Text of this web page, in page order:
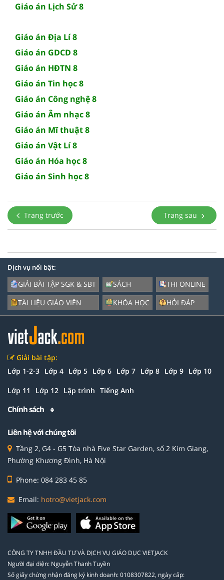
Giáo án Lịch Sử 8
Giáo án Địa Lí 8
Giáo án GDCD 8
Giáo án HĐTN 8
Giáo án Tin học 8
Giáo án Công nghệ 8
Giáo án Âm nhạc 8
Giáo án Mĩ thuật 8
Giáo án Vật Lí 8
Giáo án Hóa học 8
Giáo án Sinh học 8
Trang trước Trang sau
Dịch vụ nổi bật:
GIẢI BÀI TẬP SGK & SBT
TÀI LIỆU GIÁO VIÊN
SÁCH
KHÓA HỌC
THI ONLINE
HỎI ĐÁP
Giải bài tập:
Lớp 1-2-3 Lớp 4 Lớp 5 Lớp 6 Lớp 7 Lớp 8 Lớp 9 Lớp 10
Lớp 11 Lớp 12 Lập trình Tiếng Anh
Chính sách
Liên hệ với chúng tôi
Tầng 2, G4 - G5 Tòa nhà Five Star Garden, số 2 Kim Giang,
Phường Khương Đình, Hà Nội
Phone: 084 283 45 85
Email: hotro@vietjack.com
CÔNG TY TNHH ĐẦU TƯ VÀ DỊCH VỤ GIÁO DỤC VIETJACK
Người đại diện: Nguyễn Thanh Tuyền
Số giấy chứng nhận đăng ký kinh doanh: 0108307822, ngày cấp: